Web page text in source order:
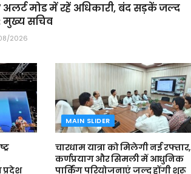
अलर्ट मोड में रहें अधिकारी, बंद सड़कें जल्द
मुख्य सचिव
2026
प्रदेश
MAIN SLIDER
चारधाम यात्रा को मिलेगी नई रफ्तार,
कर्णप्रयाग और सिमली में आधुनिक
पार्किंग परियोजनाएं जल्द होंगी शुरू